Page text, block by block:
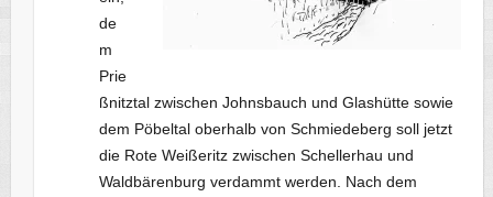
de
m
Prie
ßnitztal zwischen Johnsbauch und Glashütte sowie
dem Pöbeltal oberhalb von Schmiedeberg soll jetzt
die Rote Weißeritz zwischen Schellerhau und
Waldbärenburg verdammt werden. Nach dem